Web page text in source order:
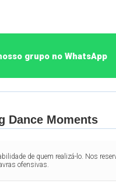
grupo no WhatsApp
de quem realizá-lo. Nos
ofensivas.